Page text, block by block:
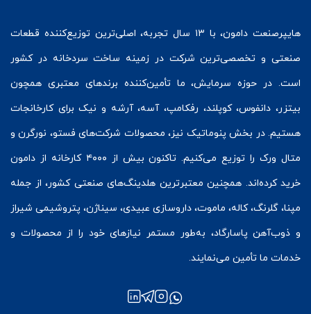
هایپرصنعت
دامون، با ۱۳ سال تجربه، اصلی‌ترین توزیع‌کننده قطعات
صنعتی و تخصصی‌ترین شرکت در زمینه ساخت سردخانه در کشور
است. در حوزه سرمایش، ما تأمین‌کننده برندهای معتبری همچون
بیتزر، دانفوس،کوپلند، رفکامپ، آسه، آرشه و نیک برای کارخانجات
هستیم. در بخش پنوماتیک نیز، محصولات شرکت‌های فستو، نورگرن و
متال ورک
را توزیع می‌کنیم. تاکنون بیش از ۴۰۰۰ کارخانه از دامون
خرید کرده‌اند. همچنین معتبرترین هلدینگ‌های صنعتی کشور، از جمله
مپنا، گلرنگ، کاله، ماموت، داروسازی عبیدی، سیناژن، پتروشیمی شیراز
و ذوب‌آهن پاسارگاد، به‌طور مستمر نیازهای خود را از محصولات و
خدمات ما تأمین می‌نمایند.